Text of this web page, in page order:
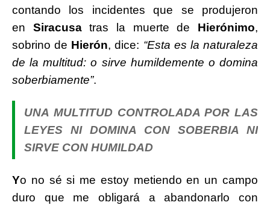
contando los incidentes que se produjeron
en Siracusatras la muerte de Hierónimo,
sobrino de Hierón, dice: “Esta es la naturaleza
de la multitud: o sirve humildemente o domina
soberbiamente”.
UNA MULTITUD CONTROLADA POR LAS
LEYES NI DOMINA CON SOBERBIA NI
SIRVE CON HUMILDAD
Yo no sé si me estoy metiendo en un campo
duro que me obligará a abandonarlo con